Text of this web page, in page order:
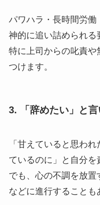
パワハラ・長時間労
神的に追い詰められる
特に上司からの叱責
つけます。
3. 「辞めたい」と
「甘えていると思わ
ているのに」と自分を
でも、心の不調を放置
などに進行することも